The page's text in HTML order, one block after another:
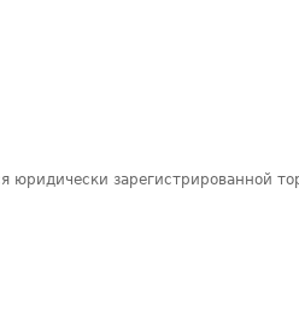
юридически зарегистрированной